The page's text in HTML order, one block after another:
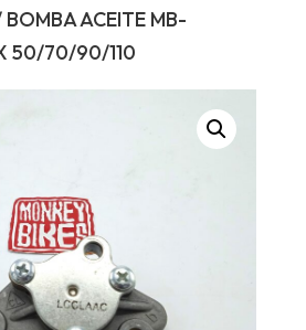
BOMBA ACEITE MB-
50/70/90/110